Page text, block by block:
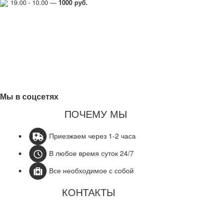
19.00 - 10.00 — 1000 руб.
Мы в соцсетях
ПОЧЕМУ МЫ
Приезжаем через 1-2 часа
В любое время суток 24/7
Все необходимое с собой
КОНТАКТЫ